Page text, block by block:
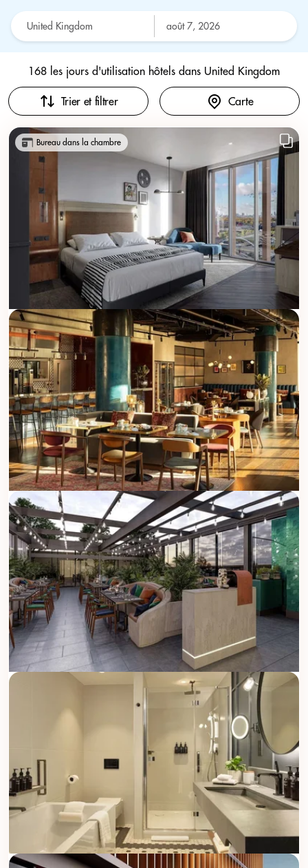
168 les jours d'utilisation hôtels dans United Kingdom
Trier et filtrer Carte
Bureau dans la chambre